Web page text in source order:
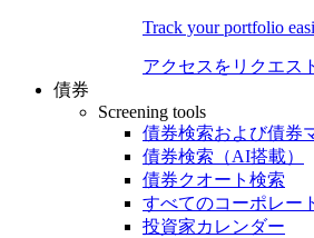
Track your portfolio
アクセスをリクエス
債券
Screening tools
債券検索および債券
債券検索（AI搭載）
債券クオート検索
すべてのコーポレー
投資家カレンダー